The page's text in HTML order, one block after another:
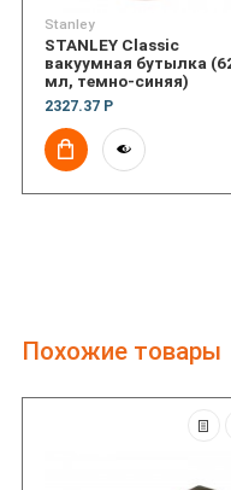
Stanley
STANLEY Classic
вакуумная бутылка
мл, темно-синяя)
2327.37 Р
Похожие товары